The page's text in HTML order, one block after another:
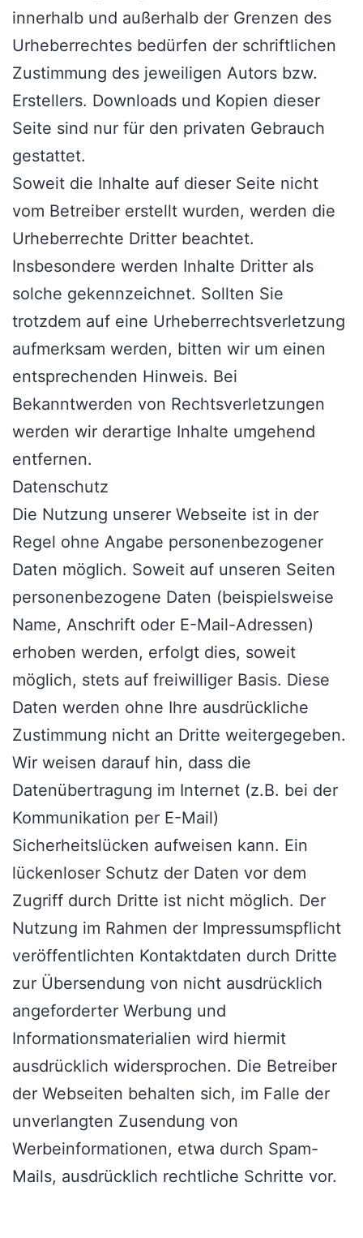
innerhalb und außerhalb der Grenzen des
Urheberrechtes bedürfen der schriftlichen
Zustimmung des jeweiligen Autors bzw.
Erstellers. Downloads und Kopien dieser
Seite sind nur für den privaten Gebrauch
gestattet.
Soweit die Inhalte auf dieser Seite nicht
vom Betreiber erstellt wurden, werden die
Urheberrechte Dritter beachtet.
Insbesondere werden Inhalte Dritter als
solche gekennzeichnet. Sollten Sie
trotzdem auf eine Urheberrechtsverletzung
aufmerksam werden, bitten wir um einen
entsprechenden Hinweis. Bei
Bekanntwerden von Rechtsverletzungen
werden wir derartige Inhalte umgehend
entfernen.
Datenschutz
Die Nutzung unserer Webseite ist in der
Regel ohne Angabe personenbezogener
Daten möglich. Soweit auf unseren Seiten
personenbezogene Daten (beispielsweise
Name, Anschrift oder E-Mail-Adressen)
erhoben werden, erfolgt dies, soweit
möglich, stets auf freiwilliger Basis. Diese
Daten werden ohne Ihre ausdrückliche
Zustimmung nicht an Dritte weitergegeben.
Wir weisen darauf hin, dass die
Datenübertragung im Internet (z.B. bei der
Kommunikation per E-Mail)
Sicherheitslücken aufweisen kann. Ein
lückenloser Schutz der Daten vor dem
Zugriff durch Dritte ist nicht möglich. Der
Nutzung im Rahmen der Impressumspflicht
veröffentlichten Kontaktdaten durch Dritte
zur Übersendung von nicht ausdrücklich
angeforderter Werbung und
Informationsmaterialien wird hiermit
ausdrücklich widersprochen. Die Betreiber
der Webseiten behalten sich, im Falle der
unverlangten Zusendung von
Werbeinformationen, etwa durch Spam-
Mails, ausdrücklich rechtliche Schritte vor.